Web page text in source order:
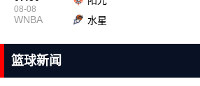
08-08
WNBA 水星
篮球新闻